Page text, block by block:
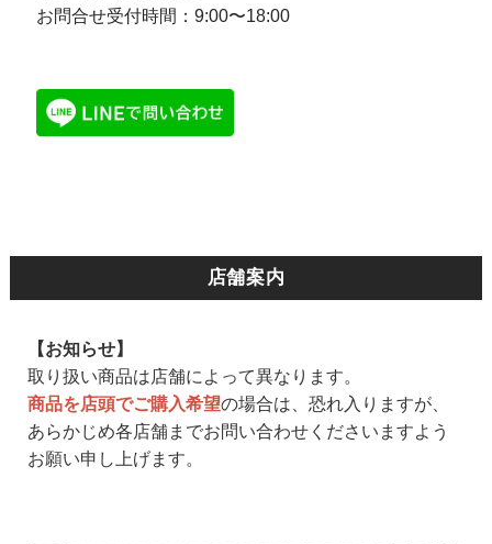
お問合せ受付時間： 9:00〜18:00
店舗案内
【お知らせ】
取り扱い商品は店舗によって異なります。
商品を店頭でご購入希望の場合は、恐れ入りますが、
あらかじめ各店舗までお問い合わせくださいますよう
お願い申し上げます。